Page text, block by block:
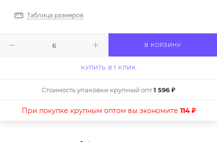
Таблица размеров
В КОРЗИНУ
КУПИТЬ В 1 КЛИК
Стоимость упаковки крупный опт1 596 ₽
При покупке крупным оптом вы экономите 114 ₽